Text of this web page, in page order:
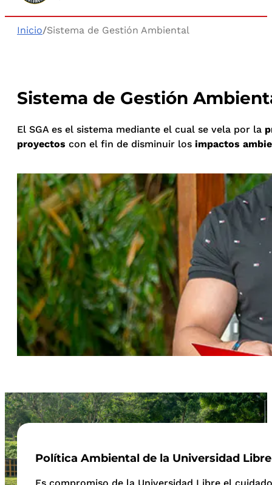
Inicio/Sistema de Gestión Ambiental
Sistema de Gestión
El SGA es el sistema mediante el cual se vela por la
proyectos con el fin de disminuir los impactos
Política Ambiental de la Universidad Libre